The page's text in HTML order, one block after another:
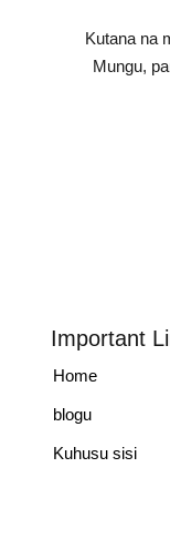
Kutana na
Mungu,
Important
Home
blogu
Kuhusu sisi